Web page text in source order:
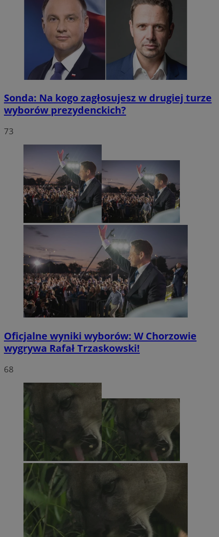
Sonda: Na kogo zagłosujesz w drugiej turze
wyborów prezydenckich?
73
Oficjalne wyniki wyborów: W Chorzowie
wygrywa Rafał Trzaskowski!
68